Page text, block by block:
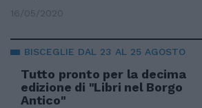
16/05/2020
BISCEGLIE DAL 23 AL 25 AGOSTO
Tutto pronto per la decima
edizione di "Libri nel Borgo
Antico"